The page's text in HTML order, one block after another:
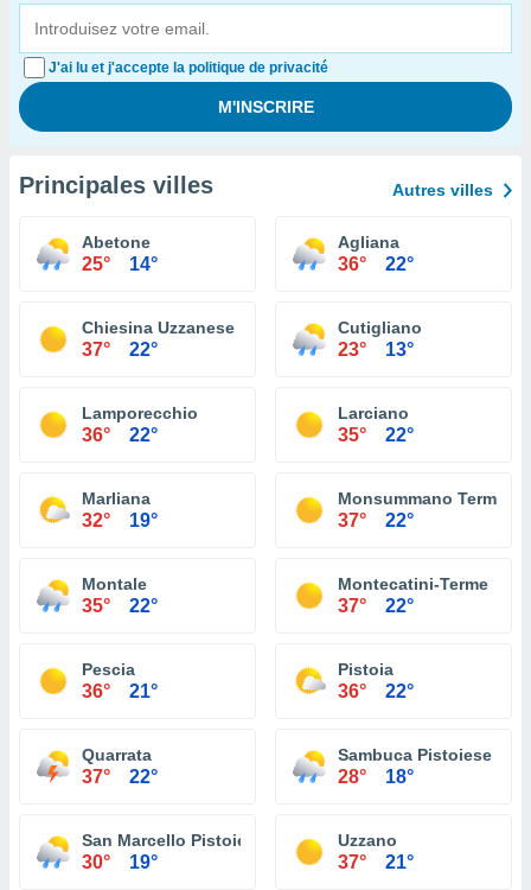
J'ai lu et j'accepte la politique de privacité
Principales villes Autres villes
Abetone
25° 14°
Agliana
36° 22°
Chiesina Uzzanese
37° 22°
Cutigliano
23° 13°
Lamporecchio
36° 22°
Larciano
35° 22°
Marliana
32° 19°
Monsummano Terme
37° 22°
Montale
35° 22°
Montecatini-Terme
37° 22°
Pescia
36° 21°
Pistoia
36° 22°
Quarrata
37° 22°
Sambuca Pistoiese
28° 18°
San Marcello Pistoiese
30° 19°
Uzzano
37° 21°